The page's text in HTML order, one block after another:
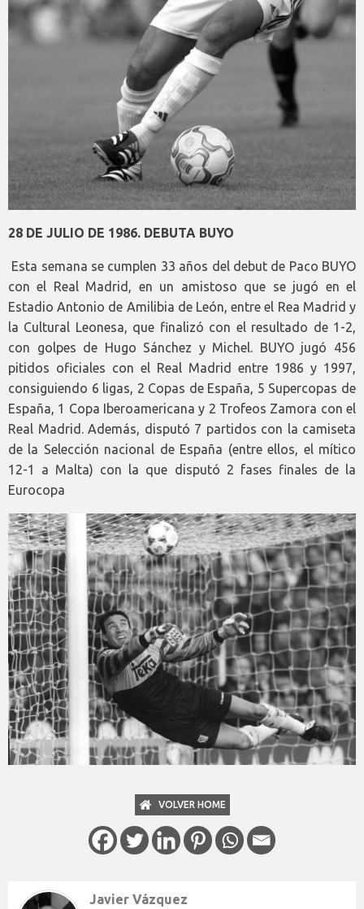
28 DE JULIO DE 1986. DEBUTA BUYO
Esta semana se cumplen 33 años del debut de Paco BUYO
con el Real Madrid, en un amistoso que se jugó en el
Estadio Antonio de Amilibia de León, entre el Rea Madrid y
la Cultural Leonesa, que finalizó con el resultado de 1-2,
con golpes de Hugo Sánchez y Michel. BUYO jugó 456
pitidos oficiales con el Real Madrid entre 1986 y 1997,
consiguiendo 6 ligas, 2 Copas de España, 5 Supercopas de
España, 1 Copa Iberoamericana y 2 Trofeos Zamora con el
Real Madrid. Además, disputó 7 partidos con la camiseta
de la Selección nacional de España (entre ellos, el mítico
12-1 a Malta) con la que disputó 2 fases finales de la
Eurocopa
VOLVER HOME
Javier Vázquez